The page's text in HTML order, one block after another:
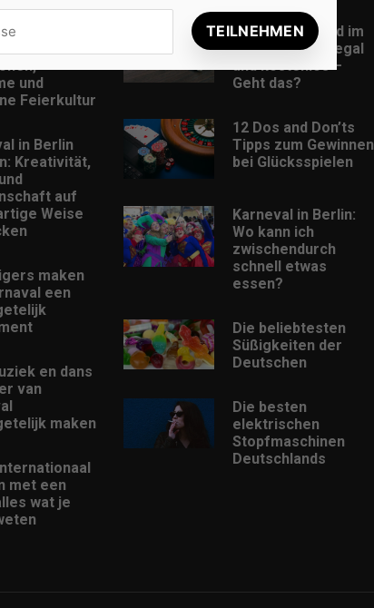
in
und
Feierkultur
in Berlin
Kreativität,
auf
Weise
maken
een
en dans
van
maken
met een
wat je
Musik Download im
MP3-Format: Legal
und kostenlos –
Geht das?
12 Dos and Don’ts
Tipps zum Gewinnen
bei Glücksspielen
Karneval in Berlin:
Wo kann ich
zwischendurch
schnell etwas
essen?
Die beliebtesten
Süßigkeiten der
Deutschen
Die besten
elektrischen
Stopfmaschinen
Deutschlands